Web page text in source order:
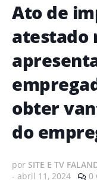
Ato de
atestado
obter
do
por SITE E TV
- abril 11, 2024 0